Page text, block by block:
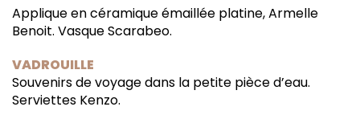
Applique en céramique émaillée platine, Armelle
Benoit. Vasque Scarabeo.
VADROUILLE
Souvenirs de voyage dans la petite pièce d’eau.
Serviettes Kenzo.